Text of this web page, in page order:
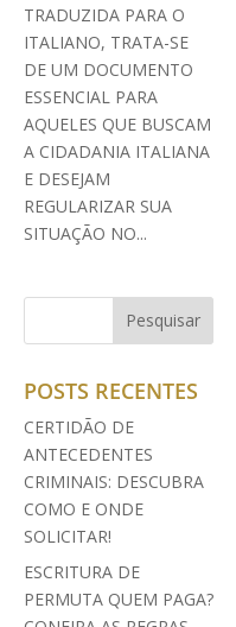
TRADUZIDA PARA O
ITALIANO, TRATA-SE
DE UM DOCUMENTO
ESSENCIAL PARA
AQUELES QUE BUSCAM
A CIDADANIA ITALIANA
E DESEJAM
REGULARIZAR SUA
SITUAÇÃO NO...
POSTS RECENTES
CERTIDÃO DE
ANTECEDENTES
CRIMINAIS: DESCUBRA
COMO E ONDE
SOLICITAR!
ESCRITURA DE
PERMUTA QUEM PAGA?